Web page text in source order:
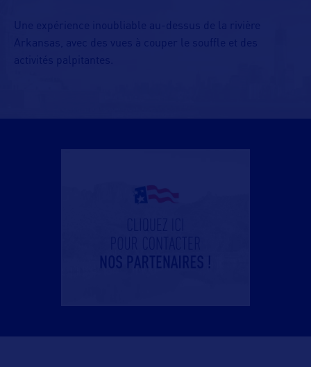
Une expérience inoubliable au-dessus de la rivière
Arkansas, avec des vues à couper le souffle et des
activités palpitantes.